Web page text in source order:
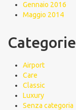
Gennaio 2016
Maggio 2014
Categorie
Airport
Care
Classic
Luxury
Senza categoria